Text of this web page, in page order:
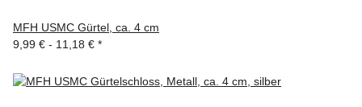
MFH USMC Gürtel, ca. 4 cm
9,99 € - 11,18 € *